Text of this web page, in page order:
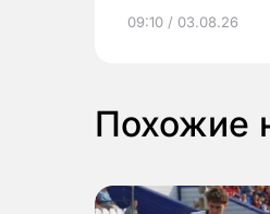
выиграть призы
09:10 / 03.08.26
Похожие